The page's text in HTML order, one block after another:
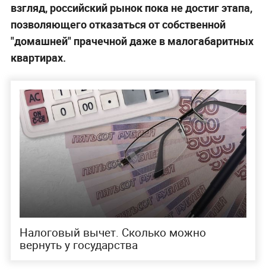
взгляд, российский рынок пока не достиг этапа,
позволяющего отказаться от собственной
"домашней" прачечной даже в малогабаритных
квартирах.
Налоговый вычет. Сколько можно
вернуть у государства